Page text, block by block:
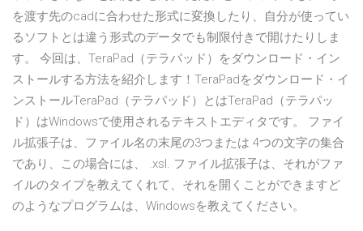
を渡す先のcadに合わせた形式に変換したり、自分が使ってい
るソフトとは違う形式のデータでも制限付きで開けたりしま
す。 今回は、TeraPad（テラパッド）をダウンロード・イン
ストールする方法を紹介します！TeraPadをダウンロード・イ
ンストールTeraPad（テラパッド）とはTeraPad（テラパッ
ド）はWindowsで使用されるテキストエディタです。 ファイ
ル拡張子は、ファイル名の末尾の3つまたは 4つの文字の集合
であり、この場合には、 .xsl. ファイル拡張子は、それがファ
イルのタイプを教えてくれて、それを開くことができますど
のようなプログラムは、Windowsを教えてください。